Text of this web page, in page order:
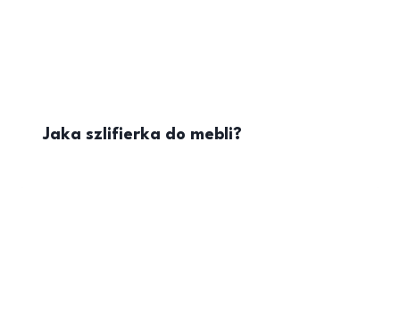
Jaka szlifierka do mebli?